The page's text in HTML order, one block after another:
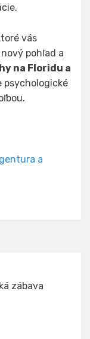
vás
pohľad a
na Floridu a
psychologické
a
zábava